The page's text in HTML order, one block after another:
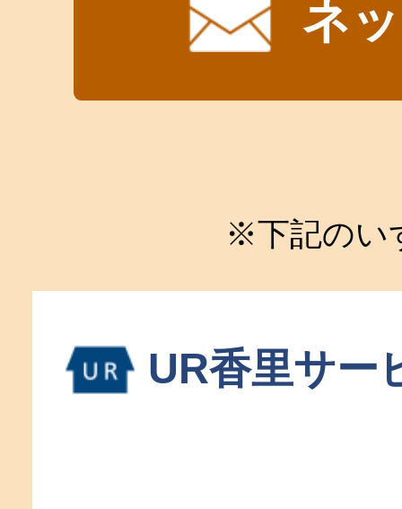
ネ
※下記のい
UR香里サー